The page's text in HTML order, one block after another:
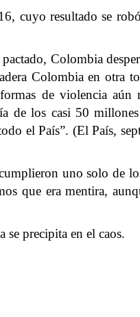
cuyo resultado se
Colombia
Colombia en otra
de violencia aún
de los casi 50
el País”. (El País,
uno solo de
que era mentira,
se precipita en el caos.